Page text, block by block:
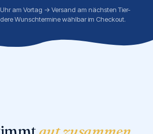
am Vortag → Versand am nächsten Tier-
Wunschtermine wählbar im Checkout.